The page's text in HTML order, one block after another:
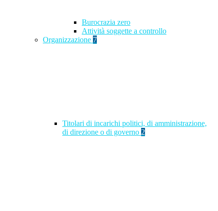
Burocrazia zero
Attività soggette a controllo
Organizzazione 7
Titolari di incarichi politici, di amministrazione,
di direzione o di governo 2